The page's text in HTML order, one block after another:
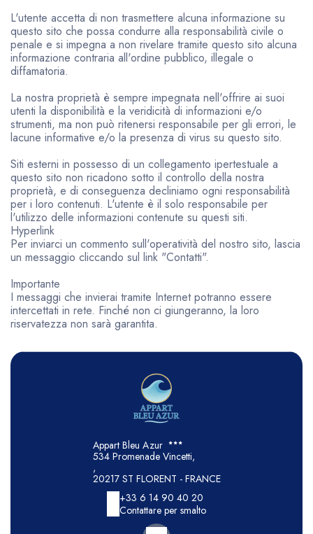
L'utente accetta di non trasmettere alcuna informazione su
questo sito che possa condurre alla responsabilità civile o
penale e si impegna a non rivelare tramite questo sito alcuna
informazione contraria all'ordine pubblico, illegale o
diffamatoria.
La nostra proprietà è sempre impegnata nell'offrire ai suoi
utenti la disponibilità e la veridicità di informazioni e/o
strumenti, ma non può ritenersi responsabile per gli errori, le
lacune informative e/o la presenza di virus su questo sito.
Siti esterni in possesso di un collegamento ipertestuale a
questo sito non ricadono sotto il controllo della nostra
proprietà, e di conseguenza decliniamo ogni responsabilità
per i loro contenuti. L'utente è il solo responsabile per
l'utilizzo delle informazioni contenute su questi siti.
Hyperlink
Per inviarci un commento sull'operatività del nostro sito, lascia
un messaggio cliccando sul link "Contatti".
Importante
I messaggi che invierai tramite Internet potranno essere
intercettati in rete. Finché non ci giungeranno, la loro
riservatezza non sarà garantita.
Appart Bleu Azur
534 Promenade Vincetti,
,
20217 ST FLORENT - FRANCE
+33 6 14 90 40 20
Contattare per smalto